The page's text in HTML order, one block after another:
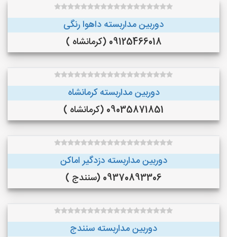
دوربین مداربسته داهوا رنگی
09125466018 (کرمانشاه )
دوربین مداربسته کرمانشاه
09035871851 (کرمانشاه )
دوربین مداربسته دزدگیر اماکن
09370893306 (سنندج )
دوربین مداربسته سنندج